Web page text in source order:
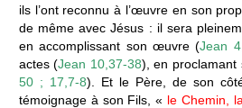
ils l’ont reconnu à l’œuvre en son
de même avec Jésus : il sera
en accomplissant son œuvre (Jean
actes (Jean 10,37-38), en proclamant
50 ; 17,7-8). Et le Père, de son
témoignage à son Fils, « le Chemin,